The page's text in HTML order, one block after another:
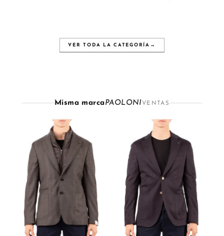
VER TODA LA CATEGORÍA →
Misma marcaPAOLONI VENTAS